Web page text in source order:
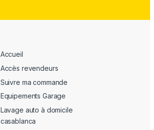
Accueil
Accès revendeurs
Suivre ma commande
Equipements Garage
Lavage auto à domicile
casablanca